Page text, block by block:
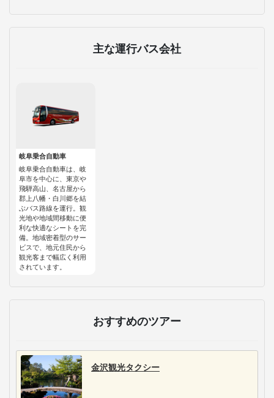
主な運行バス会社
岐阜乗合自動車
岐阜乗合自動車は、岐
阜市を中心に、東京や
飛騨高山、名古屋から
郡上八幡・白川郷を結
ぶバス路線を運行。観
光地や地域間移動に便
利な快適なシートを完
備。地域密着型のサー
ビスで、地元住民から
観光客まで幅広く利用
されています。
おすすめのツアー
金沢観光タクシー